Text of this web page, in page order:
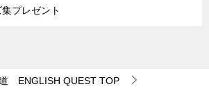
プレゼント
ENGLISH QUEST TOP